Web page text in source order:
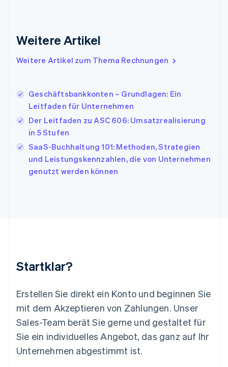
Weitere Artikel
Weitere Artikel zum Thema Rechnungen
Geschäftsbankkonten – Grundlagen: Ein
Leitfaden für Unternehmen
Der Leitfaden zu ASC 606: Umsatzrealisierung
in 5 Stufen
SaaS-Buchhaltung 101: Methoden, Strategien
und Leistungskennzahlen, die von Unternehmen
genutzt werden können
Startklar?
Erstellen Sie direkt ein Konto und beginnen Sie
mit dem Akzeptieren von Zahlungen. Unser
Sales-Team berät Sie gerne und gestaltet für
Sie ein individuelles Angebot, das ganz auf Ihr
Unternehmen abgestimmt ist.
English
English
Japan
日本語 English
EnglishFrançais
Kroatien
English Italiano
English
Liechtenstein
English
Español English
Neuseeland
English
Niederlande
Norwegen
English